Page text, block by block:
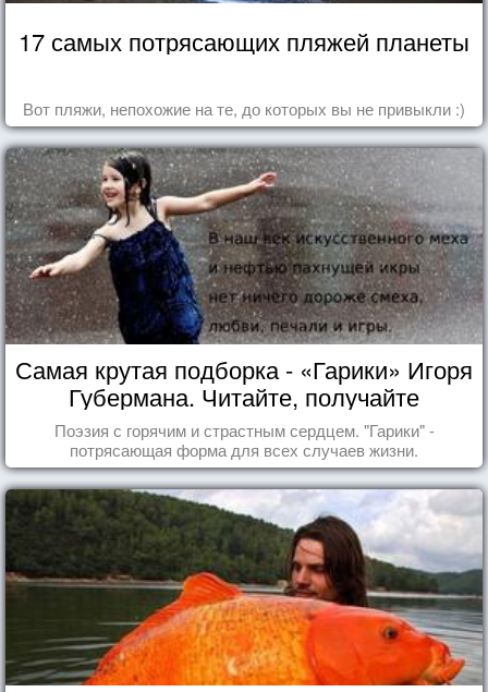
17 самых потрясающих пляжей планеты
Вот пляжи, непохожие на те, до которых вы не привыкли :)
Самая крутая подборка - «Гарики» Игоря
Губермана. Читайте, получайте
удовольствие!
Поэзия с горячим и страстным сердцем. "Гарики" -
потрясающая форма для всех случаев жизни.